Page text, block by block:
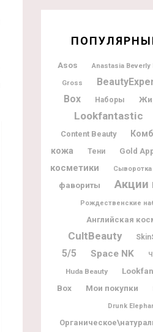
Asos Anastasia Beverly
Gross
Box
Наборы
Lookfantastic
Content Beauty
кожа
Тени Gold
косметики
Сыворотка
фавориты
Акции
Рождественские
Английская
CultBeauty
5/5 Space NK
Huda Beauty
Box
Мои покупки
Drunk